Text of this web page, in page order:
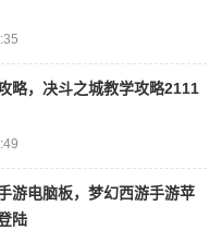
略，决斗之城教学攻略2111
游电脑板，梦幻西游手游苹
陆